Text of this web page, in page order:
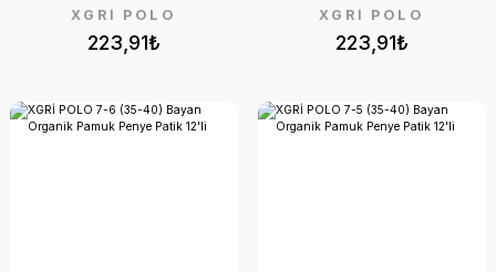
223,91₺
XGRİ POLO
223,91₺
XGRİ POLO